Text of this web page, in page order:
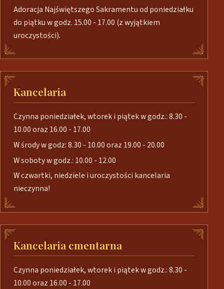
Adoracja Najświętszego Sakramentu od poniedziałku
do piątku w godz. 15.00 - 17.00 (z wyjątkiem
uroczystości).
Kancelaria
Czynna poniedziałek, wtorek i piątek w godz.: 8.30 -
10.00 oraz 16.00 - 17.00
W środy w godz: 8.30 - 10.00 oraz 19.00 - 20.00
W soboty w godz.: 10.00 - 12.00
W czwartki, niedziele i uroczystości kancelaria
nieczynna!
Kancelaria cmentarna
Czynna poniedziałek, wtorek i piątek w godz.: 8.30 -
10.00 oraz 16.00 - 17.00